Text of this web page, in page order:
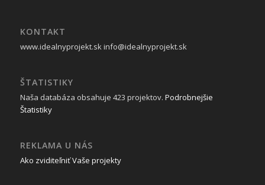
KONTAKT
www.idealnyprojekt.skinfo@idealnyprojekt.sk
ŠTATISTIKY
Naša databáza obsahuje 423 projektov. Podrobnejšie
Štatistiky
REKLAMA U NÁS
Ako zviditeľniť Vaše projekty